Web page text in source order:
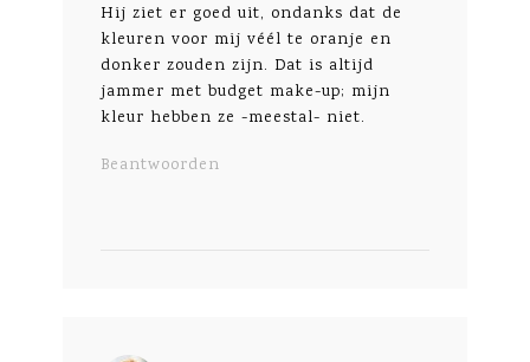
Hij ziet er goed uit, ondanks dat de
kleuren voor mij véél te oranje en
donker zouden zijn. Dat is altijd
jammer met budget make-up; mijn
kleur hebben ze -meestal- niet.
Beantwoorden